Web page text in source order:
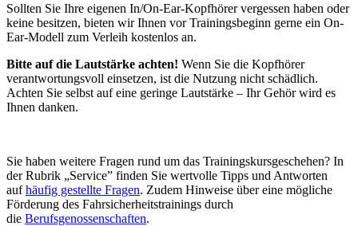
Sollten Sie Ihre eigenen In/On-Ear-Kopfhörer vergessen haben oder
keine besitzen, bieten wir Ihnen vor Trainingsbeginn gerne ein On-
Ear-Modell zum Verleih kostenlos an.
Bitte auf die Lautstärke achten! Wenn Sie die Kopfhörer
verantwortungsvoll einsetzen, ist die Nutzung nicht schädlich.
Achten Sie selbst auf eine geringe Lautstärke – Ihr Gehör wird es
Ihnen danken.
Sie haben weitere Fragen rund um das Trainingskursgeschehen? In
der Rubrik „Service” finden Sie wertvolle Tipps und Antworten
aufhäufig gestellte Fragen. Zudem Hinweise über eine mögliche
Förderung des Fahrsicherheitstrainings durch
die Berufsgenossenschaften.